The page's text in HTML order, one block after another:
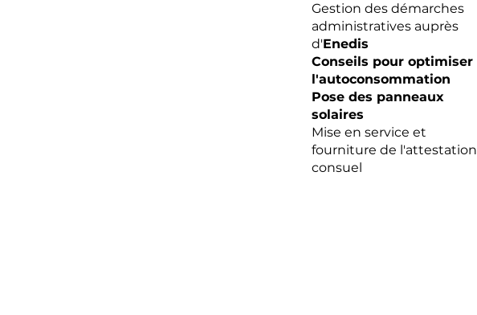
Gestion des démarches
administratives auprès
d'Enedis
Conseils pour optimiser
l'autoconsommation
Pose des panneaux
solaires
Mise en service et
fourniture de l'attestation
consuel